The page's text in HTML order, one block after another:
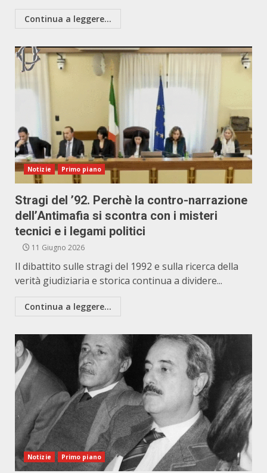
Continua a leggere...
Notizie Primo piano
Stragi del ’92. Perchè la contro-narrazione
dell’Antimafia si scontra con i misteri
tecnici e i legami politici
11 Giugno 2026
Il dibattito sulle stragi del 1992 e sulla ricerca della
verità giudiziaria e storica continua a dividere...
Continua a leggere...
Notizie Primo piano